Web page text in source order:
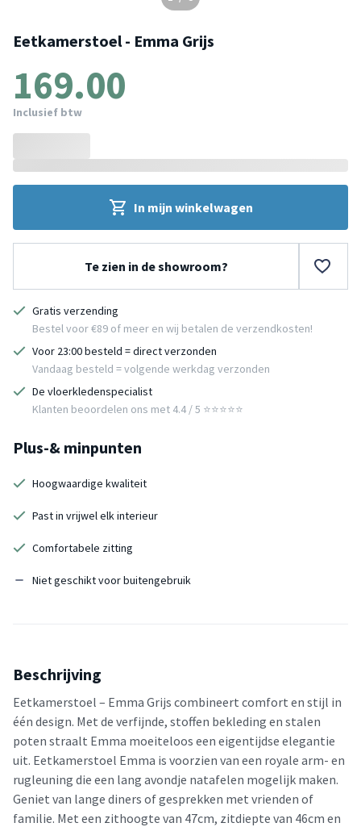
Eetkamerstoel - Emma Grijs
169.00
Inclusief btw
In mijn winkelwagen
Te zien in de showroom?
Gratis verzending
Bestel voor €89 of meer en wij betalen de verzendkosten!
Voor 23:00 besteld = direct verzonden
Vandaag besteld = volgende werkdag verzonden
De vloerkledenspecialist
Klanten beoordelen ons met 4.4 / 5 ⭐⭐⭐⭐⭐
Plus-& minpunten
Hoogwaardige kwaliteit
Past in vrijwel elk interieur
Comfortabele zitting
Niet geschikt voor buitengebruik
Beschrijving
Eetkamerstoel – Emma Grijs combineert comfort en stijl in
één design. Met de verfijnde, stoffen bekleding en stalen
poten straalt Emma moeiteloos een eigentijdse elegantie
uit. Eetkamerstoel Emma is voorzien van een royale arm- en
rugleuning die een lang avondje natafelen mogelijk maken.
Geniet van lange diners of gesprekken met vrienden of
familie. Met een zithoogte van 47cm, zitdiepte van 46cm en